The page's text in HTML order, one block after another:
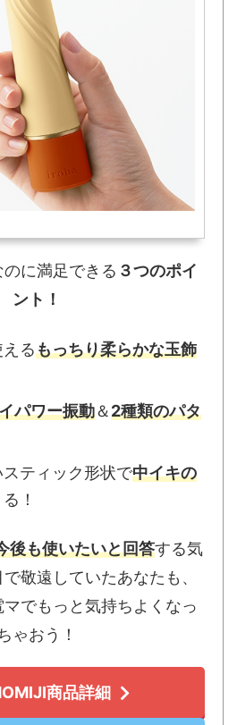
に満足できる ３つのポイ
ント！
るもっちり柔らかな玉飾
パワー振動＆2種類のパタ
ティック形状で中イキの
！
後も使いたいと回答する気
敬遠していたあなたも、
でもっと気持ちよくなっ
ゃおう！
商品詳細